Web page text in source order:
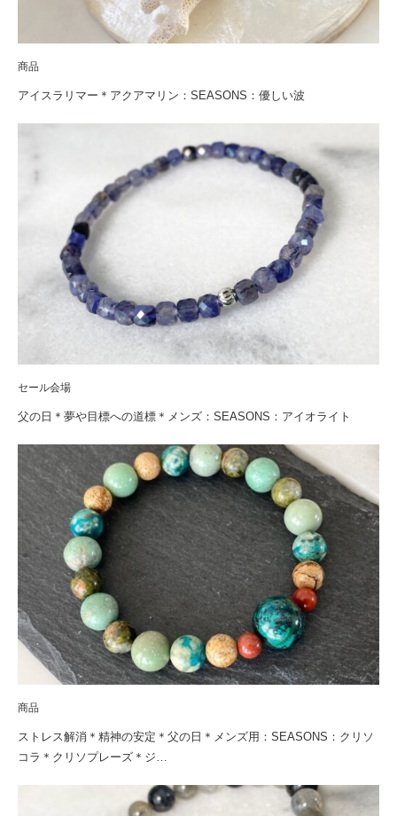
商品
アイスラリマー＊アクアマリン：SEASONS：優しい波
セール会場
父の日＊夢や目標への道標＊メンズ：SEASONS：アイオライト
商品
ストレス解消＊精神の安定＊父の日＊メンズ用：SEASONS：クリソ
コラ＊クリソプレーズ＊ジ…